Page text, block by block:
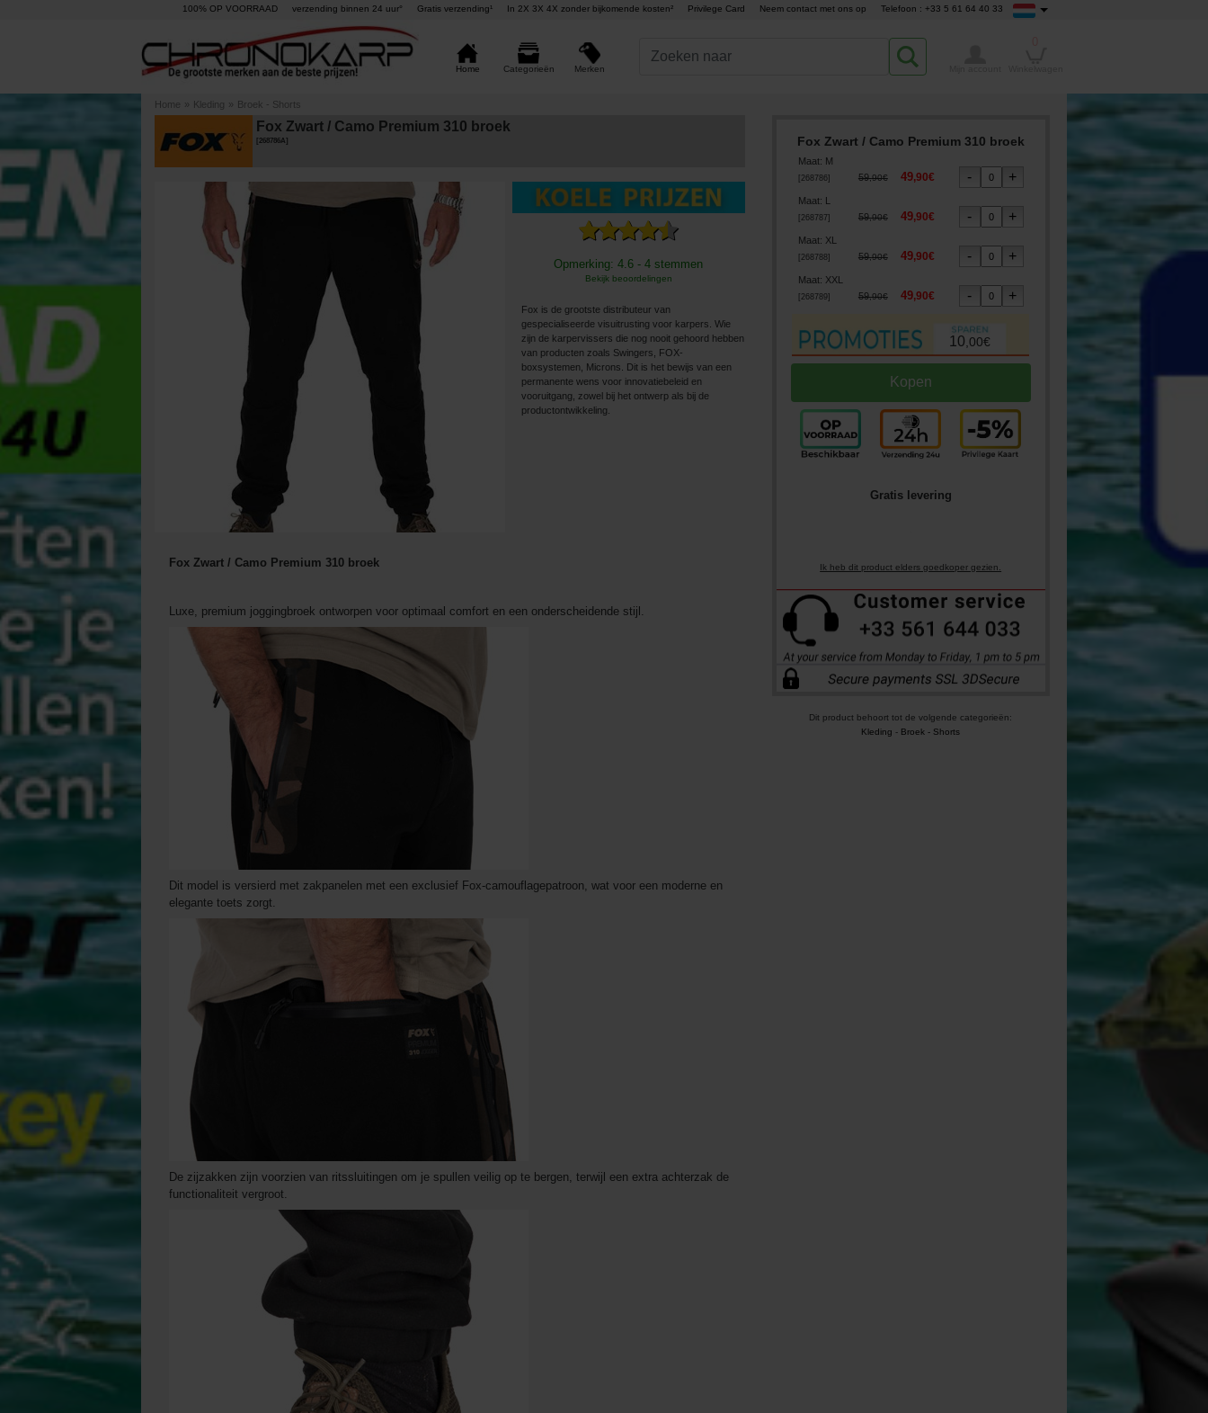
100% OP VOORRAAD verzending binnen 24 uur° Gratis verzending¹ In 2X 3X 4X zonder bijkomende kosten² Privilege Card Neem contact met ons op Telefoon : +33 5 61 64 40 33
Home Categorieën Merken
Home » Kleding » Broek - Shorts
Fox Zwart / Camo Premium 310 broek
268786A]
Opmerking: 4.6 - 4 stemmen
Bekijk beoordelingen
Fox is de grootste distributeur van
gespecialiseerde visuitrusting voor karpers. Wie
zijn de karpervissers die nog nooit gehoord hebben
van producten zoals Swingers, FOX-
boxsystemen, Microns. Dit is het bewijs van een
permanente wens voor innovatiebeleid en
vooruitgang, zowel bij het ontwerp als bij de
productontwikkeling.
Fox Zwart / Camo Premium 310 broek
Maat: M
268786] 59,90€ 49,90€
Maat: L
268787] 59,90€ 49,90€
Maat: XL
268788 ] 59,90€ 49,90€
Maat: XXL
268789] 59,90€ 49,90€
10,00€
Gratis levering
Ik heb dit product elders goedkoper gezien.
Dit product behoort tot de volgende categorieën:
Kleding - Broek - Shorts
Fox Zwart / Camo Premium 310 broek
Luxe, premium joggingbroek ontworpen voor optimaal comfort en een onderscheidende stijl.
Dit model is versierd met zakpanelen met een exclusief Fox-camouflagepatroon, wat voor een moderne en
elegante toets zorgt.
De zijzakken zijn voorzien van ritssluitingen om je spullen veilig op te bergen, terwijl een extra achterzak de
functionaliteit vergroot.